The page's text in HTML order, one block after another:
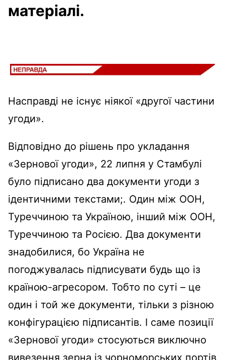
матеріалі.
Насправді не існує ніякої «другої частини
угоди».
Відповідно до рішень про укладання
«Зернової угоди», 22 липня у Стамбулі
було підписано два документи угоди з
ідентичними текстами;. Один між ООН,
Туреччиною та Україною, інший між ООН,
Туреччиною та Росією. Два документи
знадобилися, бо Україна не
погоджувалась підписувати будь що із
країною-агресором. Тобто по суті – це
один і той же документи, тільки з різною
конфігурацією підписантів. І саме позиції
«Зернової угоди» стосуються виключно
вивезення зерна із чорноморських портів